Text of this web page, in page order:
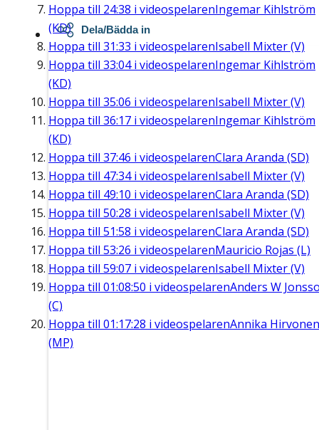
Hoppa till 24:38 i videospelarenIngemar Kihlström
(KD)
Hoppa till 31:33 i videospelarenIsabell Mixter (V)
Hoppa till 33:04i videospelarenIngemar Kihlström
(KD)
Hoppa till 35:06 i videospelarenIsabell Mixter (V)
Hoppa till 36:17 i videospelarenIngemar Kihlström
(KD)
Hoppa till 37:46 i videospelarenClara Aranda (SD)
Hoppa till 47:34i videospelarenIsabell Mixter (V)
Hoppa till 49:10 i videospelarenClara Aranda (SD)
Hoppa till 50:28 i videospelarenIsabell Mixter (V)
Hoppa till 51:58 i videospelarenClara Aranda (SD)
Hoppa till 53:26 i videospelarenMauricio Rojas (L)
Hoppa till 59:07 i videospelarenIsabell Mixter (V)
Hoppa till 01:08:50 i videospelarenAnders W
(C)
Hoppa till 01:17:28 i videospelarenAnnika Hirvonen
(MP)
Dela/Bädda in